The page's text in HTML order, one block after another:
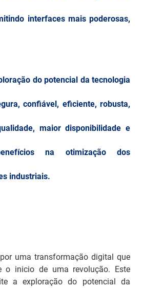
interfaces mais poderosas,
do potencial da tecnologia
confiável, eficiente, robusta,
maior disponibilidade e
na otimização dos
industriais.
uma transformação digital que
o inicio de uma revolução. Este
a exploração do potencial da